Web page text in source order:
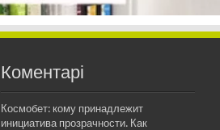
Коментарі
Космобет: кому принадлежит
инициатива прозрачности. Как